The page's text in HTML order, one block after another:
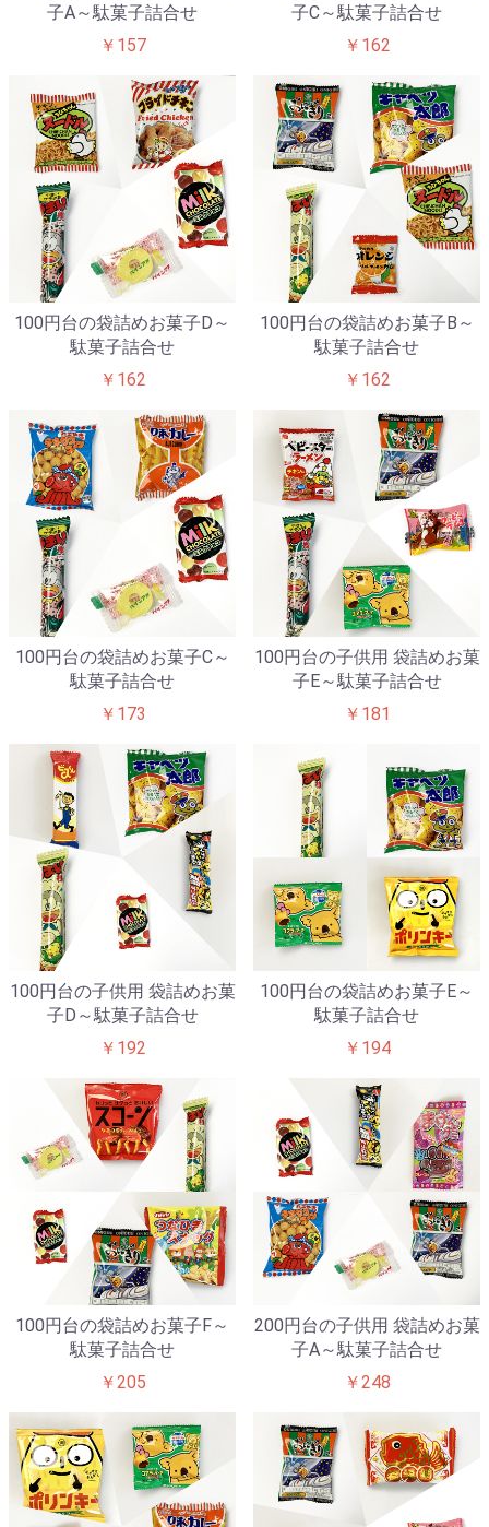
子A～駄菓子詰合せ
￥157
子C～駄菓子詰合せ
￥162
100円台の袋詰めお菓子D～
駄菓子詰合せ
￥162
100円台の袋詰めお菓子B～
駄菓子詰合せ
￥162
100円台の袋詰めお菓子C～
駄菓子詰合せ
￥173
100円台の子供用 袋詰めお菓
子E～駄菓子詰合せ
￥181
100円台の子供用 袋詰めお菓
子D～駄菓子詰合せ
￥192
100円台の袋詰めお菓子E～
駄菓子詰合せ
￥194
100円台の袋詰めお菓子F～
駄菓子詰合せ
￥205
200円台の子供用 袋詰めお菓
子A～駄菓子詰合せ
￥248